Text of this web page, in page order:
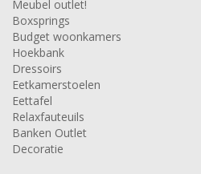
Meubel outlet!
Boxsprings
Budget woonkamers
Hoekbank
Dressoirs
Eetkamerstoelen
Eettafel
Relaxfauteuils
Banken Outlet
Decoratie